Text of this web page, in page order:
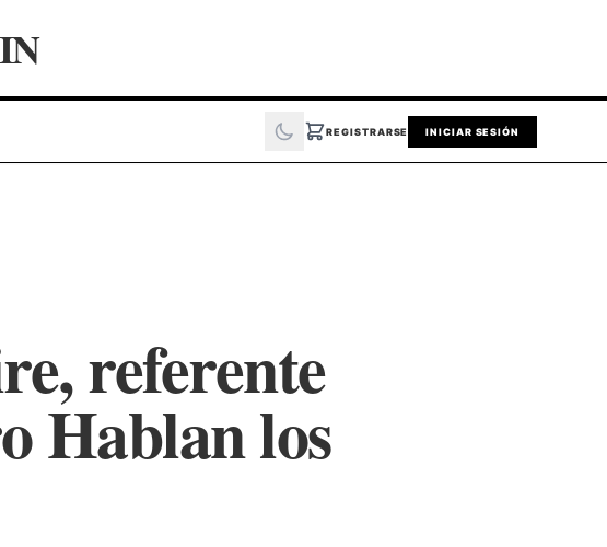
REGISTRARSE INICIAR SESIÓN
referente
Hablan los